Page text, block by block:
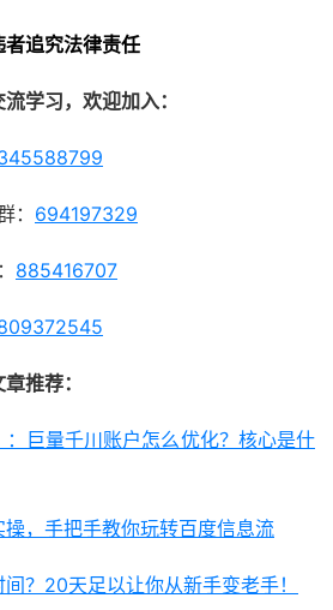
追究法律责任
学习，欢迎加入：
： 694197329
885416707
推荐：
巨量千川账户怎么优化？核心是什
，手把手教你玩转百度信息流
？20天足以让你从新手变老手！